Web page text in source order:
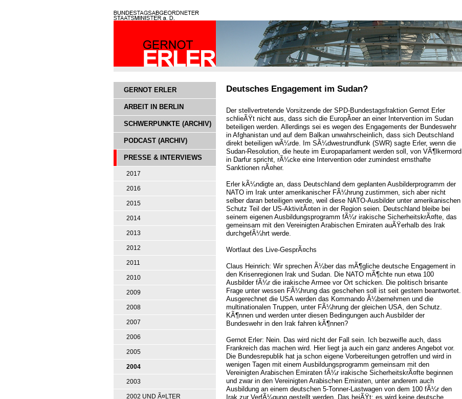
GERNOT ERLER
ARBEIT IN BERLIN
SCHWERPUNKTE (ARCHIV)
PODCAST (ARCHIV)
PRESSE & INTERVIEWS
2017
2016
2015
2014
2013
2012
2011
2010
2009
2008
2007
2006
2005
2004
2003
2002 UND Ã¤LTER
Deutsches Engagement im Sudan?
Der stellvertretende Vorsitzende der SPD-Bundestagsfraktion Gernot Erler
schlieÃŸt nicht aus, dass sich die EuropÃ¤er an einer Intervention im Sudan
beteiligen werden. Allerdings sei es wegen des Engagements der Bundeswehr
in Afghanistan und auf dem Balkan unwahrscheinlich, dass sich Deutschland
direkt beteiligen wÃ¼rde. Im SÃ¼dwestrundfunk (SWR) sagte Erler, wenn die
Sudan-Resolution, die heute im Europaparlament werden soll, von VÃ¶lkermord
in Darfur spricht, rÃ¼cke eine Intervention oder zumindest ernsthafte
Sanktionen nÃ¤her.
Erler kÃ¼ndigte an, dass Deutschland dem geplanten Ausbilderprogramm der
NATO im Irak unter amerikanischer FÃ¼hrung zustimmen, sich aber nicht
selber daran beteiligen werde, weil diese NATO-Ausbilder unter amerikanischen
Schutz Teil der US-AktivitÃ¤ten in der Region seien. Deutschland bleibe bei
seinem eigenen Ausbildungsprogramm fÃ¼r irakische SicherheitskrÃ¤fte, das
gemeinsam mit den Vereinigten Arabischen Emiraten auÃŸerhalb des Irak
durchgefÃ¼hrt werde.
Wortlaut des Live-GesprÃ¤chs
Claus Heinrich: Wir sprechen Ã¼ber das mÃ¶gliche deutsche Engagement in
den Krisenregionen Irak und Sudan. Die NATO mÃ¶chte nun etwa 100
Ausbilder fÃ¼r die irakische Armee vor Ort schicken. Die politisch brisante
Frage unter wessen FÃ¼hrung das geschehen soll ist seit gestern beantwortet.
Ausgerechnet die USA werden das Kommando Ã¼bernehmen und die
multinationalen Truppen, unter FÃ¼hrung der gleichen USA, den Schutz.
KÃ¶nnen und werden unter diesen Bedingungen auch Ausbilder der
Bundeswehr in den Irak fahren kÃ¶nnen?
Gernot Erler: Nein. Das wird nicht der Fall sein. Ich bezweifle auch, dass
Frankreich das machen wird. Hier liegt ja auch ein ganz anderes Angebot vor.
Die Bundesrepublik hat ja schon eigene Vorbereitungen getroffen und wird in
wenigen Tagen mit einem Ausbildungsprogramm gemeinsam mit den
Vereinigten Arabischen Emiraten fÃ¼r irakische SicherheitskrÃ¤fte beginnen
und zwar in den Vereinigten Arabischen Emiraten, unter anderem auch
Ausbildung an einem deutschen 5-Tonner-Lastwagen von dem 100 fÃ¼r den
Irak zur VerfÃ¼gung gestellt werden. Das heiÃŸt: es wird keine deutsche